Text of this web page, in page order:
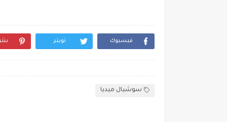
فيسبوك تويتر
سوشيال ميديا